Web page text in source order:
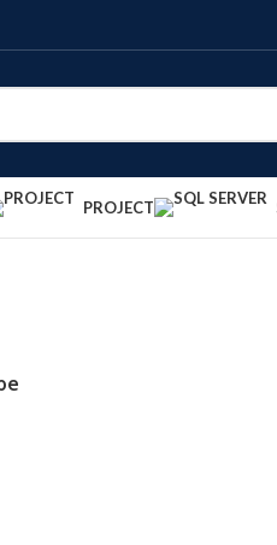
PROJECT